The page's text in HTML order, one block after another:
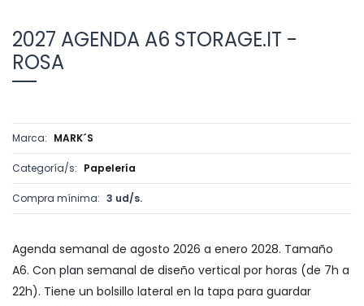
2027 AGENDA A6 STORAGE.IT -
ROSA
Marca: MARK´S
Categoría/s: Papelería
Compra mínima: 3 ud/s.
Agenda semanal de agosto 2026 a enero 2028. Tamaño
A6. Con plan semanal de diseño vertical por horas (de 7h a
22h). Tiene un bolsillo lateral en la tapa para guardar